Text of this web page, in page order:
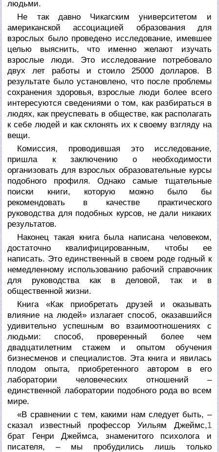
людьми.
Не так давно Чикагским университетом и
американской ассоциацией образования для
взрослых было проведено исследование, имевшее
целью выяснить, что именно желают изучать
взрослые люди. Это исследование потребовало
двух лет работы и стоило 25000 долларов. В
результате было установлено, что после проблемы
сохранения здоровья, взрослые люди более всего
интересуются сведениями о том, как разбираться в
людях, как преуспевать в обществе, как располагать
к себе людей и как склонять их к своему взгляду на
вещи.
Комиссия, проводившая это исследование,
пришла к заключению о необходимости
организовать для взрослых образовательные курсы
подобного профиля. Однако самые тщательные
поиски книги, которую можно было бы
рекомендовать в качестве практического
руководства для подобных курсов, не дали никаких
результатов.
Наконец такая книга была написана человеком,
достаточно квалифицированным, чтобы ее
написать. Это единственный в своем роде годный к
немедленному использованию рабочий справочник
для руководства как в деловой, так и в
общественной жизни.
Книга «Как приобретать друзей и оказывать
влияние на людей» излагает способ, оказавшийся
удивительно успешным во взаимоотношениях с
людьми: способ, проверенный более чем
двадцатилетним стажем и опытом обучения
бизнесменов и специалистов. Эта книга и явилась
плодом опыта, приобретенного автором в его
лаборатории человеческих отношений –
единственной лаборатории подобного рода во всем
мире.
«В сравнении с тем, какими нам следует быть, –
сказал известный профессор Уильям Джеймс,1
брат Генри Джеймса, знаменитого психолога и
писателя, – мы пробудились лишь только